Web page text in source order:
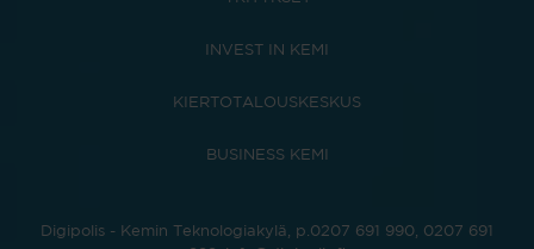
INVEST IN KEMI
KIERTOTALOUSKESKUS
BUSINESS KEMI
Digipolis - Kemin Teknologiakylä, p.0207 691 990, 0207 691